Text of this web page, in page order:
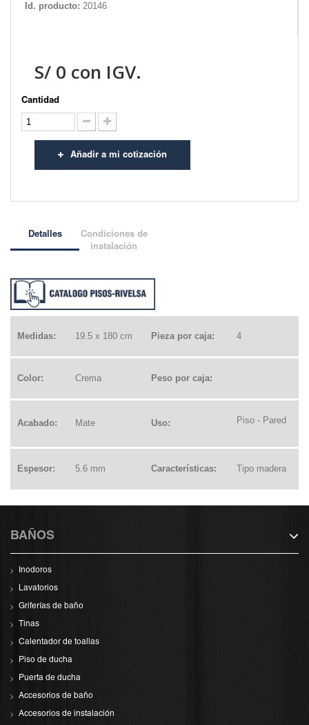
Id. producto: 20146
S/ 0 con IGV.
Cantidad
Añadir a mi cotización
Detalles
Condiciones de
instalación
Medidas: 19.5 x 180 cm Pieza por caja: 4
Color: Crema Peso por caja:
Acabado: Mate Uso: Piso - Pared
Espesor: 5.6 mm Características: Tipo madera
BAÑOS
Inodoros
Lavatorios
Griferías de baño
Tinas
Calentador de toallas
Piso de ducha
Puerta de ducha
Accesorios de baño
Accesorios de instalación